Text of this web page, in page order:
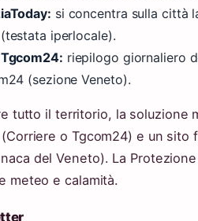
si concentra sulla città
iperlocale).
riepilogo giornaliero
(sezione Veneto).
tutto il territorio, la soluzione
o Tgcom24) e un sito
del Veneto). La
meteo e calamità.